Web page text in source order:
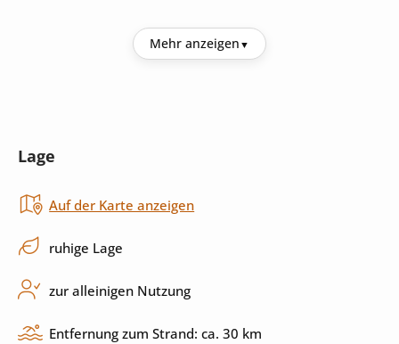
Küchenutensilien
Außenbereich
Pool
Grill Terrasse
Mehr anzeigen
Lage
Auf der Karte anzeigen
ruhige Lage
zur alleinigen Nutzung
Entfernung zum Strand: ca. 30 km